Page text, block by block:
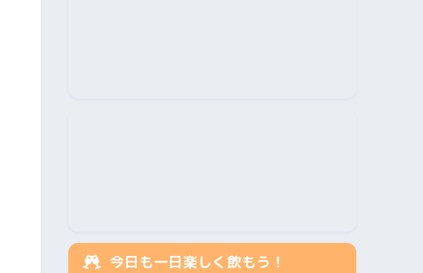
今日も一日楽しく飲もう！